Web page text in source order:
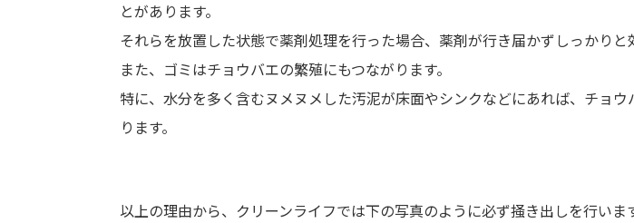
とがあります。
それらを放置した状態で薬剤処理を行った場合、薬剤が行き届かずしっかりと
また、ゴミはチョウバエの繁殖にもつながります。
特に、水分を多く含むヌメヌメした汚泥が床面やシンクなどにあれば、チョ
ります。
以上の理由から、クリーンライフでは下の写真のように必ず掻き出しを行いま